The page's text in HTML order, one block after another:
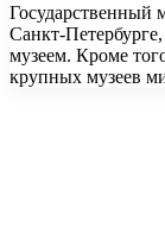
Государственный
Санкт-
музеем. Кроме
крупных музеев